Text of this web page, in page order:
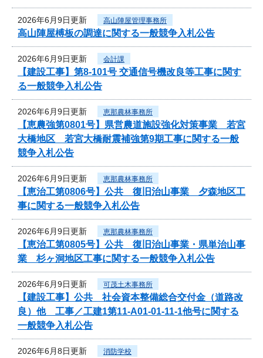
2026年6月9日更新 高山陣屋管理事務所
高山陣屋榑板の調達に関する一般競争入札公告
2026年6月9日更新 会計課
【建設工事】第8-101号 交通信号機改良等工事に関す
る一般競争入札公告
2026年6月9日更新 恵那農林事務所
【恵農強第0801号】県営農道施設強化対策事業 若宮
大橋地区 若宮大橋耐震補強第9期工事に関する一般
競争入札公告
2026年6月9日更新 恵那農林事務所
【恵治工第0806号】公共 復旧治山事業 夕森地区工
事に関する一般競争入札公告
2026年6月9日更新 恵那農林事務所
【恵治工第0805号】公共 復旧治山事業・県単治山事
業 杉ヶ洞地区工事に関する一般競争入札公告
2026年6月9日更新 可茂土木事務所
【建設工事】公共 社会資本整備総合交付金（道路改
良）他 工事／工建1第11-A01-01-11-1他号に関する
一般競争入札公告
2026年6月8日更新 消防学校